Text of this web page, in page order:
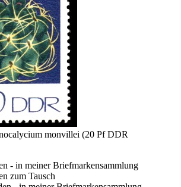
monvillei (20 Pf DDR